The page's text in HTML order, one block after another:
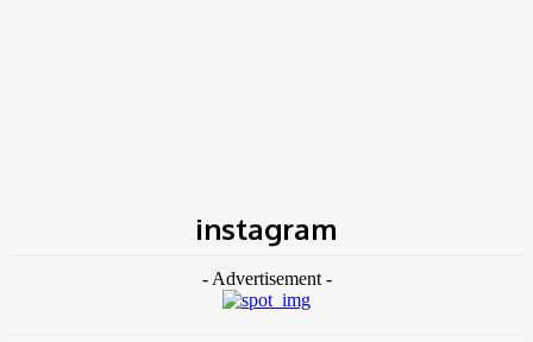
instagram
- Advertisement -